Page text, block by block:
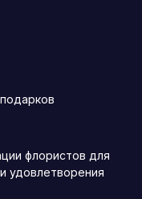
флористов для
удовлетворения